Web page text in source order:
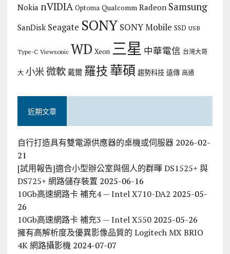
Nokia nVIDIA Optoma Qualcomm Radeon Samsung
SanDisk Seagate SONY SONY Mobile SSD USB
Type-C Viewsonic WD Xeon 三星 中華電信 台灣大哥
大 小米微軟 戴爾 羅技華碩 趨勢科技 遠傳 高通
近期文章
自行打造具有雙電源供應器的桌機或伺服器 2026-02-
21
[試用報告]適合小型辦公室與個人的群暉 DS1525+ 與
DS725+ 網路儲存裝置 2025-06-16
10Gb高速網路卡 補充4 — Intel X710-DA2 2025-05-
26
10Gb高速網路卡 補充3 — Intel X550 2025-05-26
擁有高解析度及優異影像品質的 Logitech MX BRIO
4K 網路攝影機 2024-07-07